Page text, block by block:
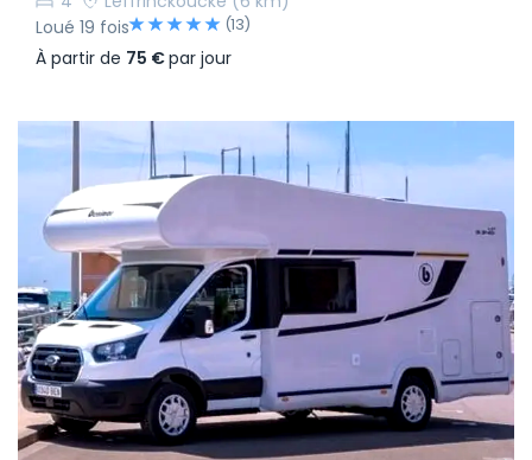
Loué 19 fois
(13)
À partir de 75 €par jour